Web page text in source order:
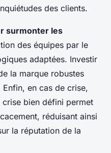
des clients.
surmonter les
des équipes par le
adaptées. Investir
la marque robustes
en cas de crise,
bien défini permet
réduisant ainsi
la réputation de la